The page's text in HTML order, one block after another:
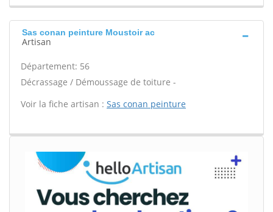
Sas conan peinture Moustoir ac
Artisan
Département: 56
Décrassage / Démoussage de toiture -
Voir la fiche artisan : Sas conan peinture